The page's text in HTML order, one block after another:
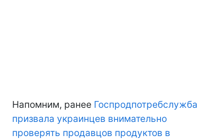
Напомним, ранее Госпродпотребслужба
призвала украинцев внимательно
проверять продавцов продуктов в